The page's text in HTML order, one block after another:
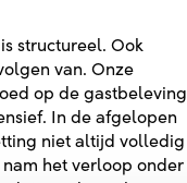
structureel. Ook
van. Onze
op de gastbeleving
In de afgelopen
niet altijd volledig
het verloop onder